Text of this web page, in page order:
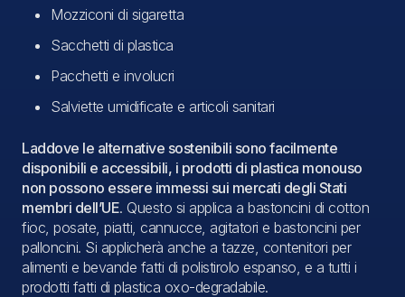
Mozziconi di sigaretta
Sacchetti di plastica
Pacchetti e involucri
Salviette umidificate e articoli sanitari
Laddove le alternative sostenibili sono facilmente
disponibili e accessibili, i prodotti di plastica monouso
non possono essere immessi sui mercati degli Stati
membri dell’UE. Questo si applica a bastoncini di cotton
fioc, posate, piatti, cannucce, agitatori e bastoncini per
palloncini. Si applicherà anche a tazze, contenitori per
alimenti e bevande fatti di polistirolo espanso, e a tutti i
prodotti fatti di plastica oxo-degradabile.